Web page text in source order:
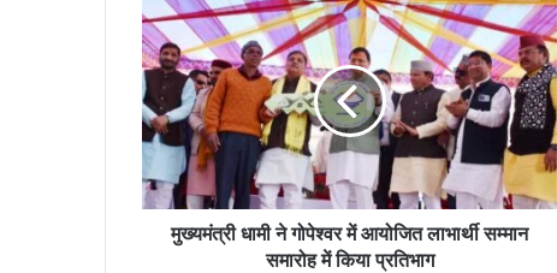
मुख्यमंत्री धामी ने गोपेश्वर में आयोजित लाभार्थी सम्मान
समारोह में किया प्रतिभाग